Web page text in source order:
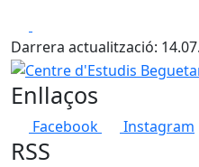
Darrera actualització:
Centre d'Estudis Beguetans
Enllaços
Facebook Instagram
RSS